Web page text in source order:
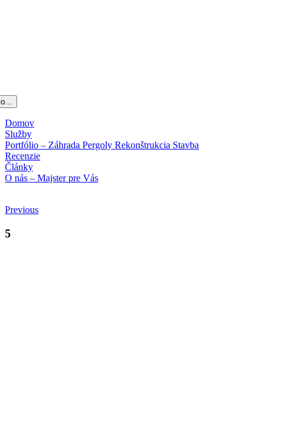
Domov
Služby
Portfólio – Záhrada Pergoly Rekonštrukcia Stavba
Recenzie
Články
O nás – Majster pre Vás
Previous
5